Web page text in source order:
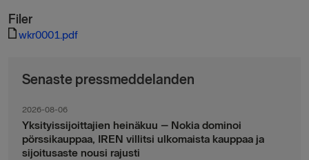
Filer
wkr0001.pdf
Senaste pressmeddelanden
2026-08-06
Yksityissijoittajien heinäkuu – Nokia dominoi
pörssikauppaa, IREN villitsi ulkomaista kauppaa ja
sijoitusaste nousi rajusti